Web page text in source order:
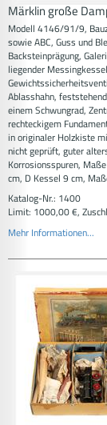
Märklin große
Modell 4146/91/9,
sowie ABC, Guss und
Backsteinprägung,
liegender
Ablasshahn,
einem Schwungrad,
rechteckigem
in originaler Holzkiste
nicht geprüft, guter
Korrosionsspuren,
cm, D Kessel 9 cm,
Katalog-Nr.: 1400
Limit: 1000,00 €,
Mehr Informationen...